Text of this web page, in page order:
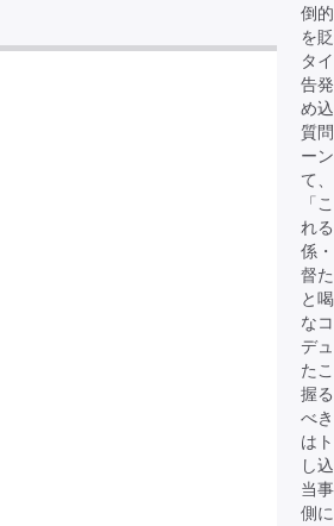
倒
を
タ
告
め
質
ー
て
「
れ
係
督
と
な
デ
た
握
べ
は
し
当
側